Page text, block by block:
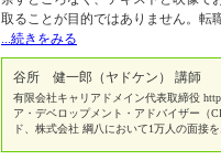
取ることが目的ではありません。
...続きをみる
谷所 健一郎（ヤドケン） 講師
有限会社キャリアドメイン代表取締役
ア・デベロップメント・アドバイザー
ド、株式会社 綱八において1万人の面接